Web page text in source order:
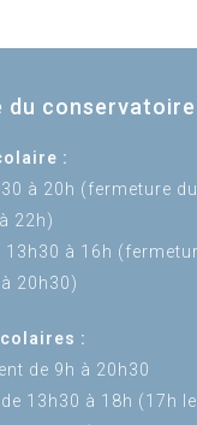
du conservatoire
:
à 20h (fermeture du
22h)
13h30 à 16h
20h30)
:
de 9h à 20h30
13h30 à 18h (17h le